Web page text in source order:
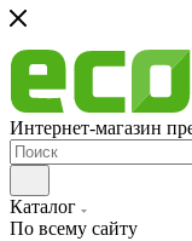
Интернет-магазин
Каталог
По всему сайту